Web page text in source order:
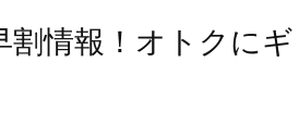
情報！オトクにギ